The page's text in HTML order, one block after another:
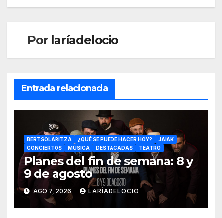
Por laríadelocio
Entrada relacionada
BERTSOLARITZA ¿QUÉ SE PUEDE HACER HOY?
JAIAK
CONCIERTOS
MÚSICA DESTACADAS TEATRO
Planes del fin de semana: 8 y
9 de agosto
AGO 7, 2026 LARÍADELOCIO